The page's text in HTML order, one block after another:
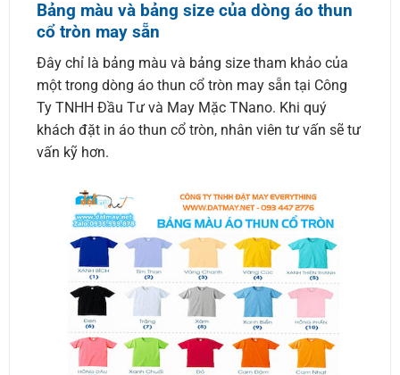
Bảng màu và bảng size của dòng áo thun
cổ tròn may sẵn
Đây chỉ là bảng màu và bảng size tham khảo của
một trong dòng áo thun cổ tròn may sẵn tại Công
Ty TNHH Đầu Tư và May Mặc TNano. Khi quý
khách đặt in áo thun cổ tròn, nhân viên tư vấn sẽ tư
vấn kỹ hơn.